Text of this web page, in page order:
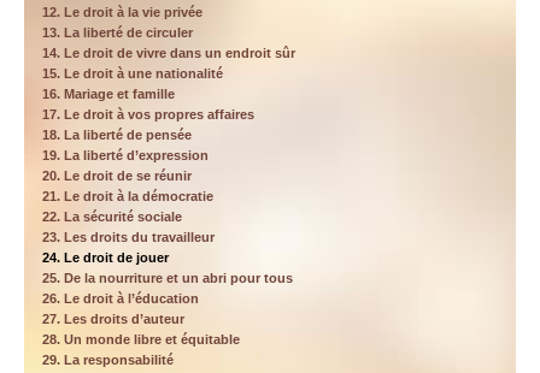
12. Le droit à la vie privée
13. La liberté de circuler
14. Le droit de vivre dans un endroit sûr
15. Le droit à une nationalité
16. Mariage et famille
17. Le droit à vos propres affaires
18. La liberté de pensée
19. La liberté d’expression
20. Le droit de se réunir
21. Le droit à la démocratie
22. La sécurité sociale
23. Les droits du travailleur
24. Le droit de jouer
25. De la nourriture et un abri pour tous
26. Le droit à l’éducation
27. Les droits d’auteur
28. Un monde libre et équitable
29. La responsabilité